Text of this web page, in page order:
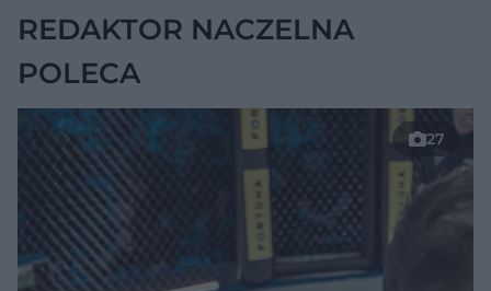
REDAKTOR NACZELNA
POLECA
27